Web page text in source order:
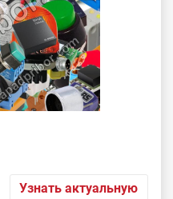
Узнать актуальную